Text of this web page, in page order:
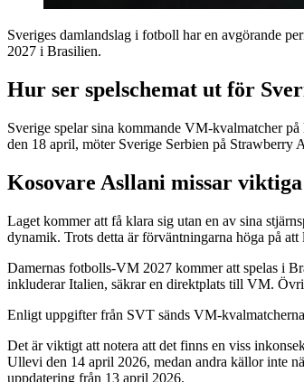
Sveriges damlandslag i fotboll har en avgörande
2027 i Brasilien.
Hur ser spelschemat ut för
Sverige spelar sina kommande VM-kvalmatcher
den 18 april, möter Sverige Serbien på Strawberry
Kosovare Asllani missar
Laget kommer att få klara sig utan en av sina
dynamik. Trots detta är förväntningarna höga på
Damernas fotbolls-VM 2027 kommer att spelas i
inkluderar Italien, säkrar en direktplats till VM.
Enligt uppgifter från SVT sänds VM-
Det är viktigt att notera att det finns en viss
Ullevi den 14 april 2026, medan andra källor inte
uppdatering från 13 april 2026.